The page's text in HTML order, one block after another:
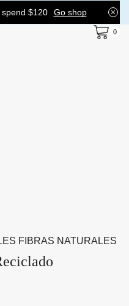
$120 Go shop
0
FIBRAS NATURALES